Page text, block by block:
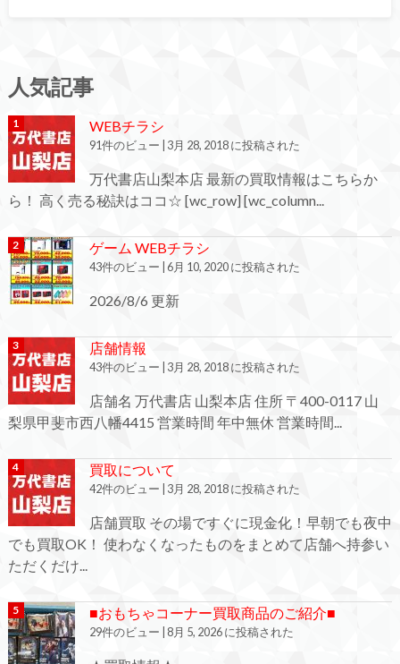
人気記事
WEBチラシ
91件のビュー 3月 28, 2018 に投稿された
万代書店山梨本店 最新の買取情報はこちらか
ら！ 高く売る秘訣はココ☆ [wc_row] [wc_column...
ゲーム WEBチラシ
43件のビュー 6月 10, 2020 に投稿された
2026/8/6 更新
店舗情報
43件のビュー 3月 28, 2018 に投稿された
店舗名 万代書店 山梨本店 住所 〒400-0117 山
梨県甲斐市西八幡4415 営業時間 年中無休 営業時間...
買取について
42件のビュー 3月 28, 2018 に投稿された
店舗買取 その場ですぐに現金化！早朝でも夜中
でも買取OK！ 使わなくなったものをまとめて店舗へ持参い
ただくだけ...
■おもちゃコーナー買取商品のご紹介■
29件のビュー 8月 5, 2026 に投稿された